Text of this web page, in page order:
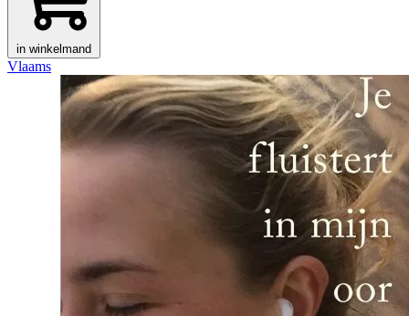
in winkelmand
Vlaams